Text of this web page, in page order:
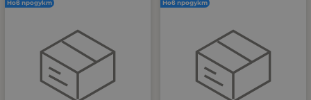
Нов продукт Нов продукт